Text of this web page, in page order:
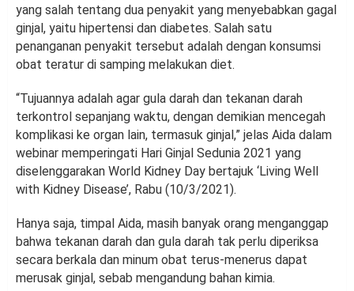
yang salah tentang dua penyakit yang menyebabkan gagal
ginjal, yaitu hipertensi dan diabetes. Salah satu
penanganan penyakit tersebut adalah dengan konsumsi
obat teratur di samping melakukan diet.
“Tujuannya adalah agar gula darah dan tekanan darah
terkontrol sepanjang waktu, dengan demikian mencegah
komplikasi ke organ lain, termasuk ginjal,” jelas Aida dalam
webinar memperingati Hari Ginjal Sedunia 2021 yang
diselenggarakan World Kidney Day bertajuk ‘Living Well
with Kidney Disease’, Rabu (10/3/2021).
Hanya saja, timpal Aida, masih banyak orang menganggap
bahwa tekanan darah dan gula darah tak perlu diperiksa
secara berkala dan minum obat terus-menerus dapat
merusak ginjal, sebab mengandung bahan kimia.